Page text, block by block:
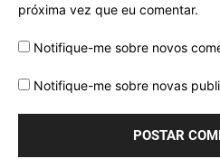
próxima vez que eu comentar.
Notifique-me sobre novos
Notifique-me sobre novas